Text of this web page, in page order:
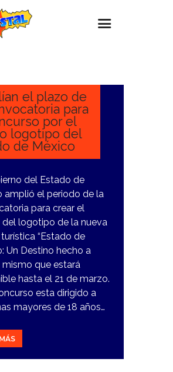
el plazo de
para
por el
logotipo del
de México
del Estado de
amplió el periodo de la
para crear el
del logotipo de la nueva
“Estado de
Un Destino hecho a
mismo que estará
hasta el 21 de marzo.
esta dirigido a
mayores de 18 años…